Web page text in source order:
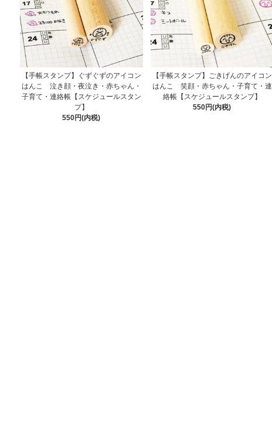
【手帳スタンプ】ぐずぐずのアイコン
はんこ 泣き顔・夜泣き・赤ちゃん・
子育て・連絡帳【スケジュールスタン
プ】
550円(内税)
【手帳スタンプ】ごきげんのアイコン
はんこ 笑顔・赤ちゃん・子育て・連
絡帳【スケジュールスタンプ】
550円(内税)